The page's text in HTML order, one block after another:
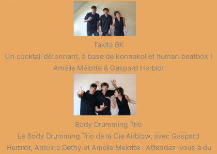
Takita BK
Un cocktail détonnant, à base de konnakol et human beatbox !
Amélie Mélotte & Gaspard Herblot
Body Drumming Trio
Le Body Drumming Trio de la Cie Airblow, avec Gaspard
Herblot, Antoine Dethy et Amélie Melotte : Attendez-vous à du